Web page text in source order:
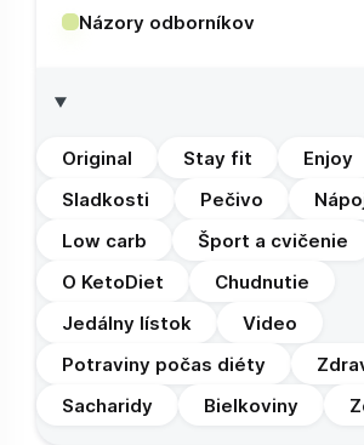
Názory odborníkov
Original Stay fit
Enjoy
Sladkosti
Pečivo
Low carb
Šport a cvičenie
O KetoDiet
Chudnutie
Jedálny lístok
Video
Potraviny počas diéty
Sacharidy
Bielkoviny